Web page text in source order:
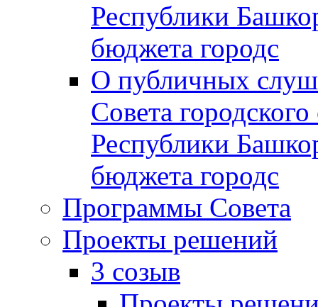
Республики
бюджета городс
О публичных
Совета
Республики
бюджета городс
Программы Совета
Проекты решений
3 созыв